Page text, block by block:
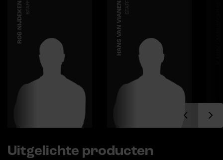
ROB NIJDEKEN STAFF HANS VAN VIANEN STAFF
Uitgelichte producten